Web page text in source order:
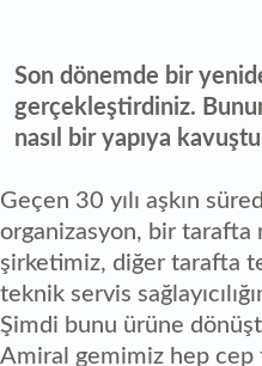
Son dönemde bir
gerçekleştirdiniz.
nasıl bir yapıya
Geçen 30 yılı aşkın
organizasyon, bir tarafta
şirketimiz, diğer tarafta
teknik servis
Şimdi bunu ürüne
Amiral gemimiz hep